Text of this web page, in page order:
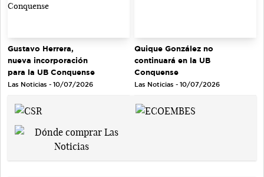
Gustavo Herrera,
nueva incorporación
para la UB Conquense
Las Noticias - 10/07/2026
Quique González no
continuará en la UB
Conquense
Las Noticias - 10/07/2026